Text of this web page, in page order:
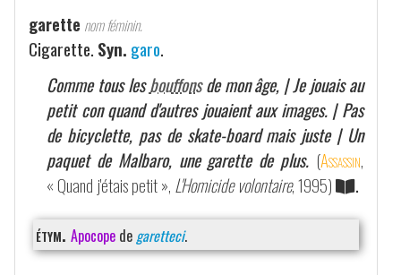
garette nom féminin.
Cigarette. Syn. garo.
Comme tous lesbouffonsde mon âge, | Je jouais au
petit con quand d'autres jouaient aux images. | Pas
de bicyclette, pas de skate-board mais juste | Un
paquet de Malbaro, une garette de plus. (Assassin,
« Quand j'étais petit », L'Homicide volontaire, 1995)
.
étym. Apocope de garetteci.